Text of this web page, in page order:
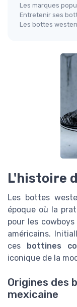
Les marques
Entretenir ses
Les bottes
L'histoire
Les bottes
époque où la
pour les
américains.
ces bottines
iconique de la
Origines des
mexicaine